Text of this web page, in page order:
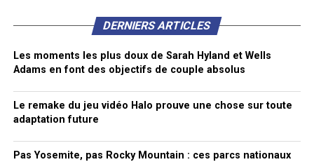
DERNIERS ARTICLES
Les moments les plus doux de Sarah Hyland et Wells
Adams en font des objectifs de couple absolus
Le remake du jeu vidéo Halo prouve une chose sur toute
adaptation future
Pas Yosemite, pas Rocky Mountain : ces parcs nationaux